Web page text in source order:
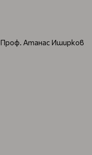
Атанас Иширков